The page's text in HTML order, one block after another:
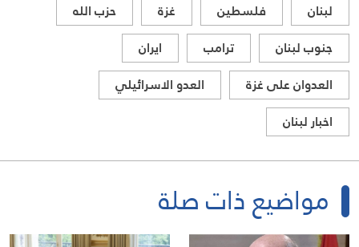
لبنان فلسطين غزة
حزب الله
جنوب لبنان
ترامب
ايران
العدوان على غزة
العدو الاسرائيلي
اخبار لبنان
مواضيع ذات صلة